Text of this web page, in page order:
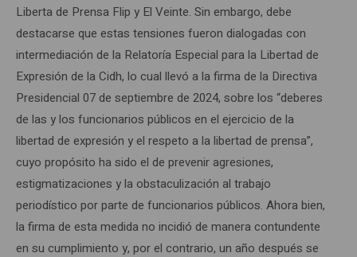
Liberta de Prensa Flip y El Veinte. Sin embargo, debe
destacarse que estas tensiones fueron dialogadas con
intermediación de la Relatoría Especial para la Libertad de
Expresión de la Cidh, lo cual llevó a la firma de la Directiva
Presidencial 07 de septiembre de 2024, sobre los “deberes
de las y los funcionarios públicos en el ejercicio de la
libertad de expresión y el respeto a la libertad de prensa”,
cuyo propósito ha sido el de prevenir agresiones,
estigmatizaciones y la obstaculización al trabajo
periodístico por parte de funcionarios públicos. Ahora bien,
la firma de esta medida no incidió de manera contundente
en su cumplimiento y, por el contrario, un año después se